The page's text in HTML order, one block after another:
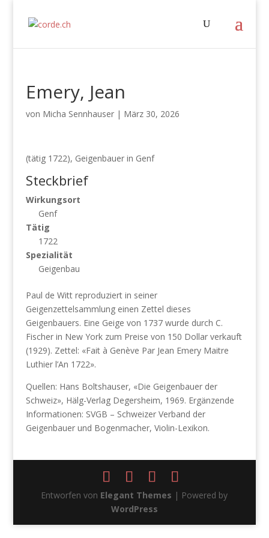
Emery, Jean
von Micha Sennhauser| März 30, 2026
(tätig 1722), Geigenbauer in Genf
Steckbrief
Wirkungsort
Genf
Tätig
1722
Spezialität
Geigenbau
Paul de Witt reproduziert in seiner
Geigenzettelsammlung einen Zettel dieses
Geigenbauers. Eine Geige von 1737 wurde durch C.
Fischer in New York zum Preise von 150 Dollar verkauft
(1929). Zettel: «Fait à Genève Par Jean Emery Maitre
Luthier l’An 1722».
Quellen: Hans Boltshauser, «Die Geigenbauer der
Schweiz», Hälg-Verlag Degersheim, 1969. Ergänzende
Informationen: SVGB – Schweizer Verband der
Geigenbauer und Bogenmacher, Violin-Lexikon.
Entworfen von Elegant Themes | Powered by
WordPress